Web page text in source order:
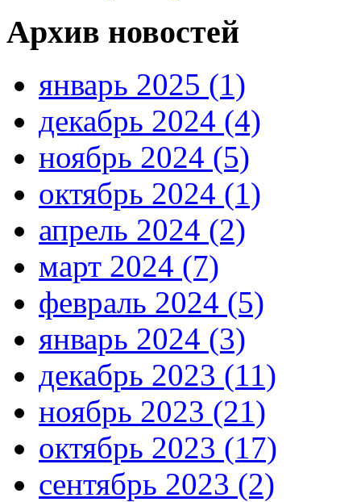
Архив новостей
январь 2025 (1)
декабрь 2024 (4)
ноябрь 2024 (5)
октябрь 2024 (1)
апрель 2024 (2)
март 2024 (7)
февраль 2024 (5)
январь 2024 (3)
декабрь 2023 (11)
ноябрь 2023 (21)
октябрь 2023 (17)
сентябрь 2023 (2)